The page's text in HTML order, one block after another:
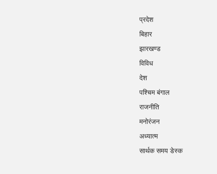
प्रदेश
बिहार
झारखण्ड
विविध
देश
पश्चिम बंगाल
राजनीति
मनोरंजन
अध्यात्म
सार्थक समय डेस्क